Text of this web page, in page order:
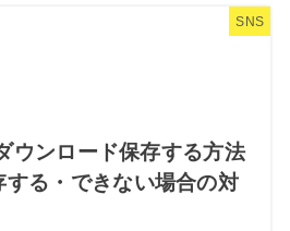
SNS
ウンロード保存する方法
する・できない場合の対